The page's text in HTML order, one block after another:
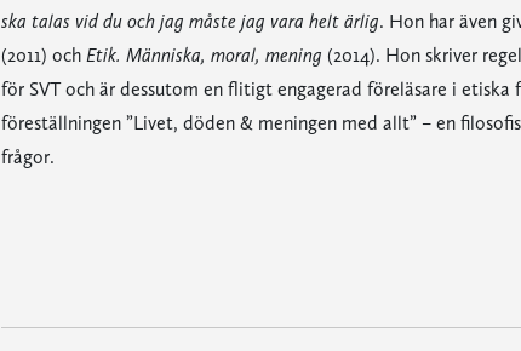
ska talas vid du och jag måste jag vara helt ärlig. Hon har även
(2011) och Etik. Människa, moral, mening (2014). Hon skriver
för SVT och är dessutom en flitigt engagerad föreläsare i etiska
föreställningen ”Livet, döden & meningen med allt” – en
frågor.